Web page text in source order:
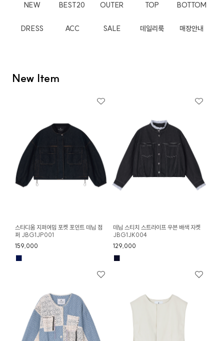
NEW BEST20 OUTER TOP BOTTOM
DRESS ACC SALE 데일리룩 매장안내
New Item
스타디움 지퍼여밈 포켓 포인트 데님 점
퍼 JBG1JP001
159,000
■
데님 스티치 스트라이프 우븐 배색 자켓
JBG1JK004
129,000
■